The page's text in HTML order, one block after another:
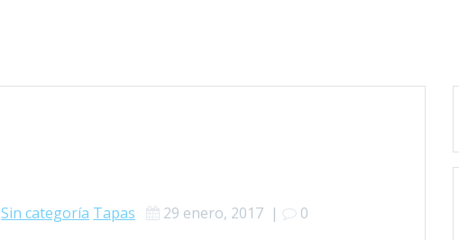
Sin categoría Tapas 29 enero, 2017 | 0